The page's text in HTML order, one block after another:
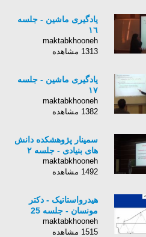
یادگیری ماشین - جلسه
١٦
maktabkhooneh
1313 مشاهده
یادگیری ماشین - جلسه
١٧
maktabkhooneh
1382 مشاهده
سمینار پژوهشکده دانش
های بنیادی - جلسه ٢
maktabkhooneh
1492 مشاهده
هيدرواستاتيک - دکتر
مونسان - جلسه 25
maktabkhooneh
1515 مشاهده